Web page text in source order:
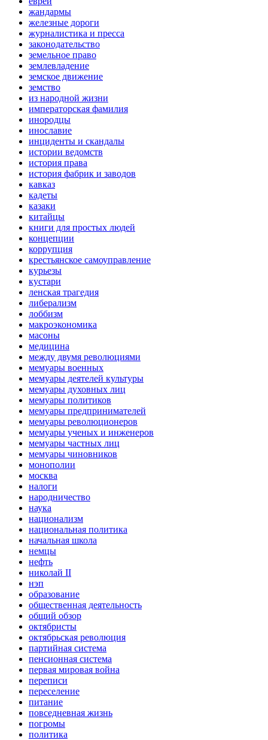
жандармы
железные дороги
журналистика и пресса
законодательство
земельное право
землевладение
земское движение
земство
из народной жизни
императорская фамилия
инородцы
инославие
инциденты и скандалы
истории ведомств
история права
история фабрик и заводов
кавказ
кадеты
казаки
китайцы
книги для простых людей
концепции
коррупция
крестьянское самоуправление
курьезы
кустари
ленская трагедия
либерализм
лоббизм
макроэкономика
масоны
медицина
между двумя революциями
мемуары военных
мемуары деятелей культуры
мемуары духовных лиц
мемуары политиков
мемуары предпринимателей
мемуары революционеров
мемуары ученых и инженеров
мемуары частных лиц
мемуары чиновников
монополии
москва
налоги
народничество
наука
национализм
национальная политика
начальная школа
немцы
нефть
николай II
нэп
образование
общественная деятельность
общий обзор
октябристы
октябрьская революция
партийная система
пенсионная система
первая мировая война
переписи
переселение
питание
повседневная жизнь
погромы
политика